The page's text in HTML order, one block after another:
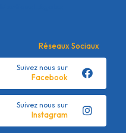
Réseaux Sociaux
Facebook
Suivez nous sur
Instagram
Suivez nous sur